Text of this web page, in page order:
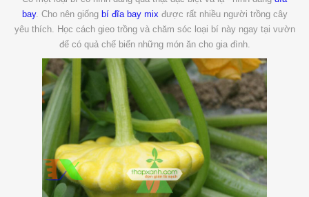
bay. Cho nên giống bí đĩa bay mix được rất nhiều người trồng cây
yêu thích. Học cách gieo trồng và chăm sóc loại bí này ngay tại vườn
để có quả chế biến những món ăn cho gia đình.